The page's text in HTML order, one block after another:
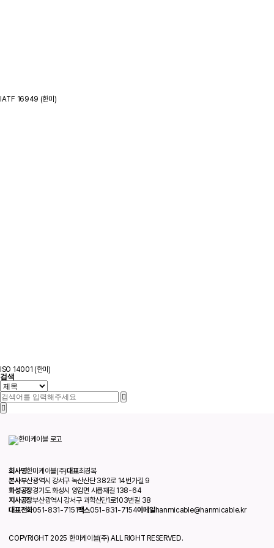
IATF 16949 (한미)
ISO 14001 (한미)
검색
회사명한미케이블(주)대표최경복
본사부산광역시 강서구 녹산산단 382로 14번가길 9
화성공장경기도 화성시 양감면 사릅재길 138-64
지사공장부산광역시 강서구 과학산단1로103번길 38
대표전화051-831-7151팩스051-831-7154이메일hanmicable@hanmicable.kr
COPYRIGHT 2025 한미케이블(주) ALL RIGHT RESERVED.